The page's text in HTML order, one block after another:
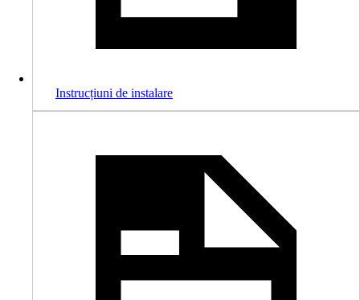
Instrucțiuni de instalare